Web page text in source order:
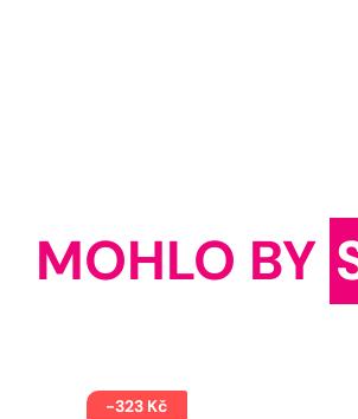
MOHLO BY
-323 Kč